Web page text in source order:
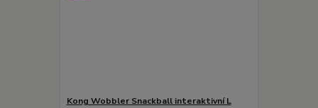
Kong Wobbler Snackball interaktivní L